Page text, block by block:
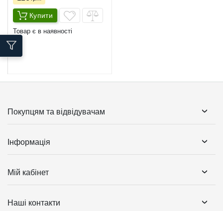
Купити
Товар є в наявності
Покупцям та відвідувачам
Інформація
Мій кабінет
Наші контакти